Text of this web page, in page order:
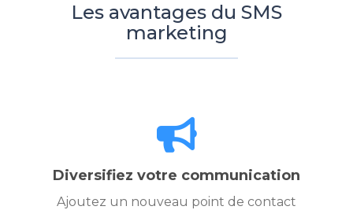
Les avantages du SMS
marketing
Diversifiez votre communication
Ajoutez un nouveau point de contact